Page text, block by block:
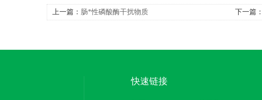
上一篇： 肠*性磷酸酶干扰物质 下一篇：
快速链接